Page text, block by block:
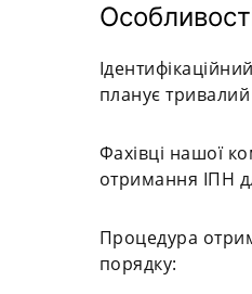
планує
Фахівці нашої
отримання ІПН
Процедура
порядку: